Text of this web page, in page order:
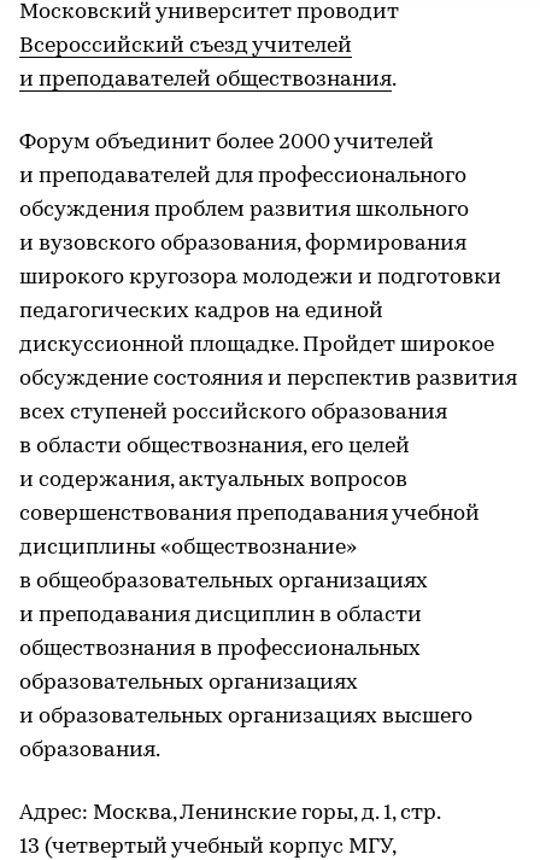
Московский университет проводит
Всероссийский съезд учителей
и преподавателей обществознания.
Форум объединит более 2000 учителей
и преподавателей для профессионального
обсуждения проблем развития школьного
и вузовского образования, формирования
широкого кругозора молодежи и подготовки
педагогических кадров на единой
дискуссионной площадке. Пройдет широкое
обсуждение состояния и перспектив развития
всех ступеней российского образования
в области обществознания, его целей
и содержания, актуальных вопросов
совершенствования преподавания учебной
дисциплины «обществознание»
в общеобразовательных организациях
и преподавания дисциплин в области
обществознания в профессиональных
образовательных организациях
и образовательных организациях высшего
образования.
Адрес: Москва, Ленинские горы, д. 1, стр.
13 (четвертый учебный корпус МГУ,